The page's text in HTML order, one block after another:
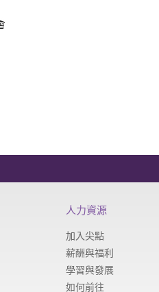
人力資源
加入尖點
薪酬與福利
學習與發展
如何前往